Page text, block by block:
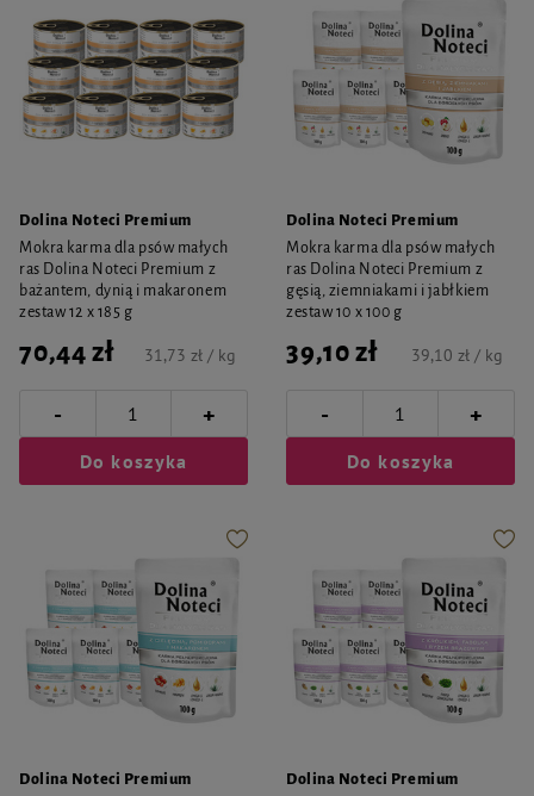
Dolina Noteci Premium
Mokra karma dla psów małych
ras Dolina Noteci Premium z
bażantem, dynią i makaronem
zestaw 12 x 185 g
70,44 zł 31,73 zł / kg
- +
Do koszyka
Dolina Noteci Premium
Mokra karma dla psów małych
ras Dolina Noteci Premium z
gęsią, ziemniakami i jabłkiem
zestaw 10 x 100 g
39,10 zł 39,10 zł / kg
- +
Do koszyka
Dolina Noteci Premium
Dolina Noteci Premium